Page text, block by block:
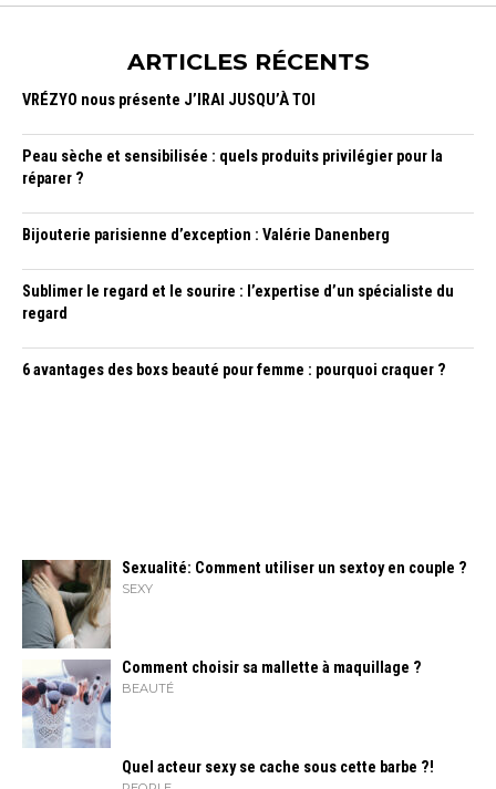
ARTICLES RÉCENTS
VRÉZYO nous présente J’IRAI JUSQU’À TOI
Peau sèche et sensibilisée : quels produits privilégier pour la
réparer ?
Bijouterie parisienne d’exception : Valérie Danenberg
Sublimer le regard et le sourire : l’expertise d’un spécialiste du
regard
6 avantages des boxs beauté pour femme : pourquoi craquer ?
Sexualité: Comment utiliser un sextoy en couple ?
SEXY
Comment choisir sa mallette à maquillage ?
BEAUTÉ
Quel acteur sexy se cache sous cette barbe ?!